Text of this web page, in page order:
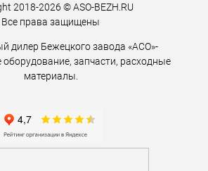
2018-2026 © ASO-BEZH.RU
Все права защищены
дилер Бежецкого завода «АСО»-
оборудование, запчасти, расходные
материалы.